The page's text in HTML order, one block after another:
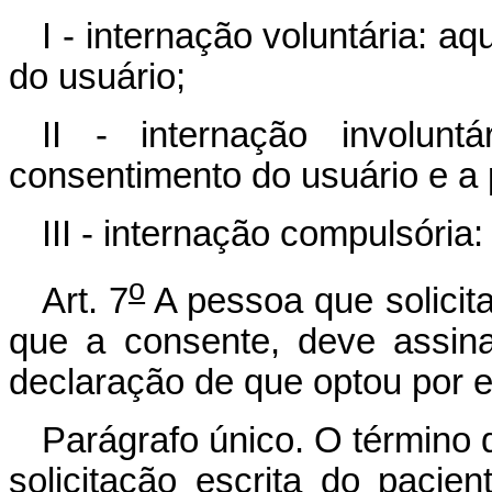
I - internação voluntária:
do usuário;
II - internação
consentimento do usuário e
III - internação
Art. 7oA pessoa que
que a consente, deve
declaração de que optou por
Parágrafo único. O término
solicitação escrita do